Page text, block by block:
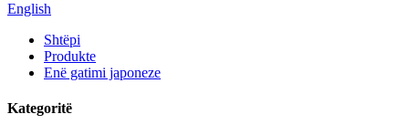
English
Shtëpi
Produkte
Enë gatimi japoneze
Kategoritë